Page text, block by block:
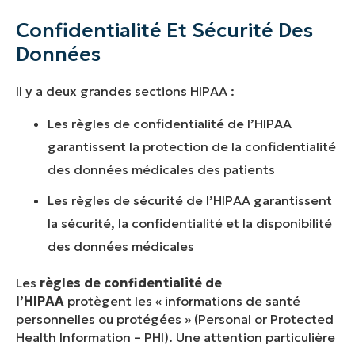
Confidentialité Et Sécurité Des
Données
Il y a deux grandes sections HIPAA :
Les règles de confidentialité de l’HIPAA
garantissent la protection de la confidentialité
des données médicales des patients
Les règles de sécurité de l’HIPAA garantissent
la sécurité, la confidentialité et la disponibilité
des données médicales
Les règles de confidentialité de
l’HIPAA protègent les « informations de santé
personnelles ou protégées » (Personal or Protected
Health Information – PHI). Une attention particulière